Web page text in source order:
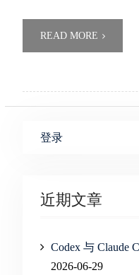
READ MORE
登录
近期文章
Codex 与 Claude
2026-06-29